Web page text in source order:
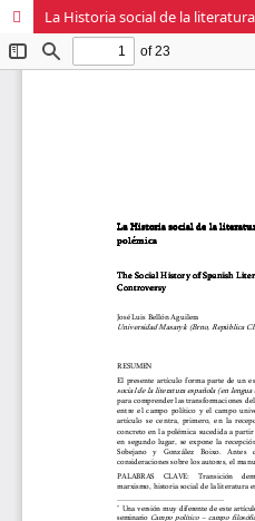
La Historia social de la